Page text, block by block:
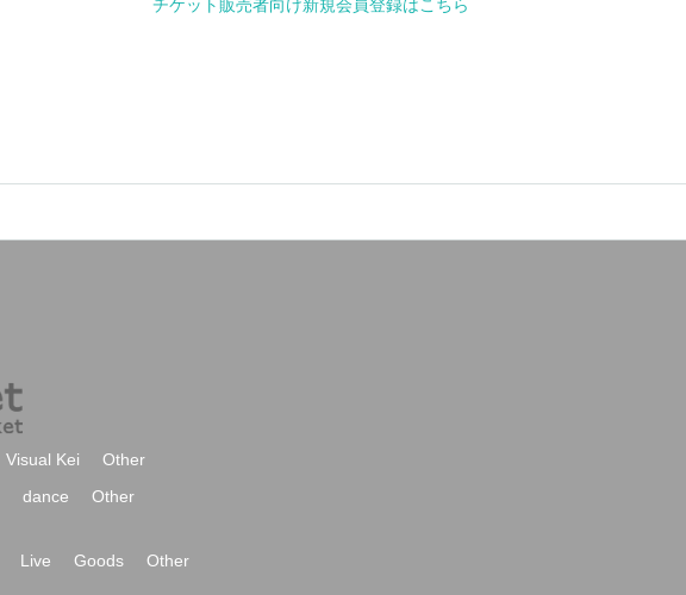
チケット販売者向け新規会員登録はこちら
Visual Kei
Other
dance Other
Live Goods
Other